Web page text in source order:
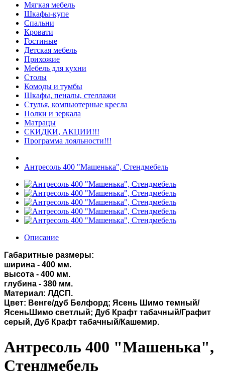
Мягкая мебель
Шкафы-купе
Спальни
Кровати
Гостиные
Детская мебель
Прихожие
Мебель для кухни
Столы
Комоды и тумбы
Шкафы, пеналы, стеллажи
Стулья, компьютерные кресла
Полки и зеркала
Матрацы
СКИДКИ, АКЦИИ!!!
Программа лояльности!!!
Антресоль 400 "Машенька", Стендмебель
Описание
Габаритные размеры:
ширина - 400 мм.
высота - 400 мм.
глубина - 380 мм.
Материал: ЛДСП.
Цвет: Венге/дуб Белфорд; Ясень Шимо темный/
ЯсеньШимо светлый; Дуб Крафт табачный/Графит
серый, Дуб Крафт табачный/Кашемир.
Антресоль 400 "Машенька",
Стендмебель